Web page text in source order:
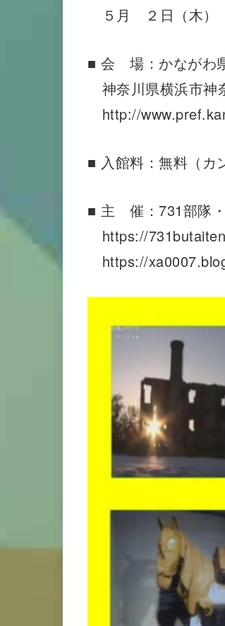
５月 ２日（木）
■ 会 場：かながわ
神奈川県横浜市神
http://
■ 入館料：無料（カ
■ 主 催：731部隊
https://
https://